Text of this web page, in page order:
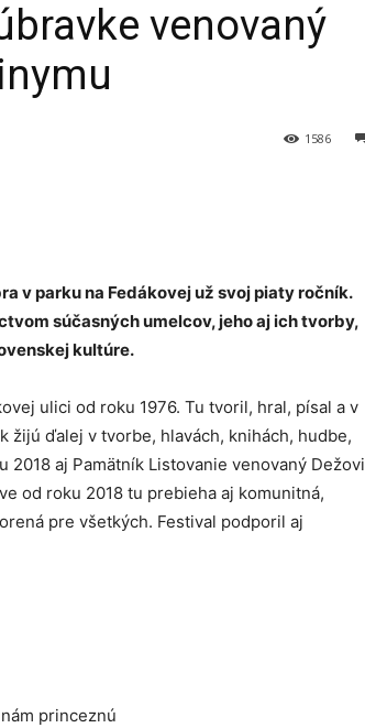
venovaný
1586
v parku na Fedákovej už svoj piaty ročník.
súčasných umelcov, jeho aj ich tvorby,
kultúre.
ulici od roku 1976. Tu tvoril, hral, písal a v
žijú ďalej v tvorbe, hlavách, knihách, hudbe,
aj Pamätník Listovanie venovaný Dežovi
od roku 2018 tu prebieha aj komunitná,
pre všetkých. Festival podporil aj
princeznú